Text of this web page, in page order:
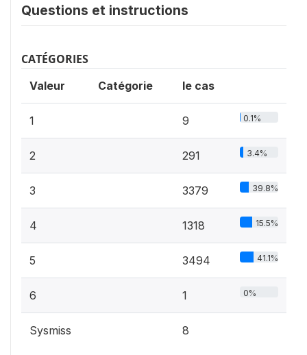
Questions et instructions
CATÉGORIES
Valeur Catégorie le cas
1 9 0.1%
2 291 3.4%
3 3379 39.8%
4 1318 15.5%
5 3494 41.1%
6 1 0%
Sysmiss 8